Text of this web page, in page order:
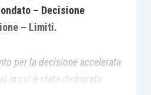
– Decisione
– Limiti.
per la decisione accelerata
in cui è stata dichiarata